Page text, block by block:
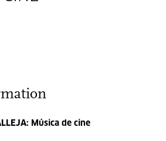
Música de cine